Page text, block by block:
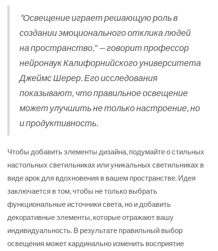
"Освещение играет решающую роль в
создании эмоционального отклика людей
на пространство," — говорит профессор
нейронаук Калифорнийского университета
Джеймс Шерер. Его исследования
показывают, что правильное освещение
может улучшить не только настроение, но
и продуктивность.
Чтобы добавить элементы дизайна, подумайте о стильных
настольных светильниках или уникальных светильниках в
виде арок для вдохновения в вашем пространстве. Идея
заключается в том, чтобы не только выбрать
функциональные источники света, но и добавить
декоративные элементы, которые отражают вашу
индивидуальность. В результате правильный выбор
освещения может кардинально изменить восприятие